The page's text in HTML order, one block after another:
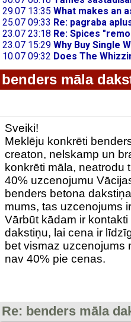
benders māla
Sveiki!
Meklēju konkrēti
creaton, nelskamp un
konkrēti māla, neatrodu
40% uzcenojumu
benders betona
mums, tas uzcenojums
Vārbūt kādam ir
dakstiņu, lai cena ir
bet vismaz uzcenojums
nav 40% pie cenas.
Re: benders māla